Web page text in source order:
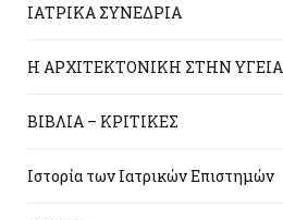
ΙΑΤΡΙΚΑ ΣΥΝΕΔΡΙΑ
Η ΑΡΧΙΤΕΚΤΟΝΙΚΗ ΣΤΗΝ ΥΓΕΙΑ
ΒΙΒΛΙΑ – ΚΡΙΤΙΚΕΣ
Ιστορία των Ιατρικών Επιστημών